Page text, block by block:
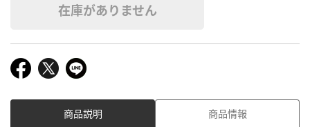
在庫がありません
商品説明 商品情報